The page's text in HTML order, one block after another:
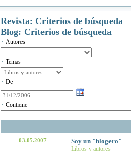
Revista: Criterios de búsqueda
Blog: Criterios de búsqueda
Autores
Temas
De
Contiene
03.05.2007 Soy un "blogero"
Libros y autores